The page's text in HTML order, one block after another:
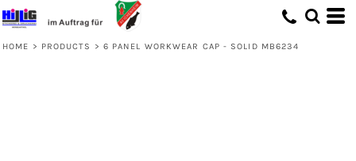
HOME > PRODUCTS > 6 PANEL WORKWEAR CAP - SOLID MB6234